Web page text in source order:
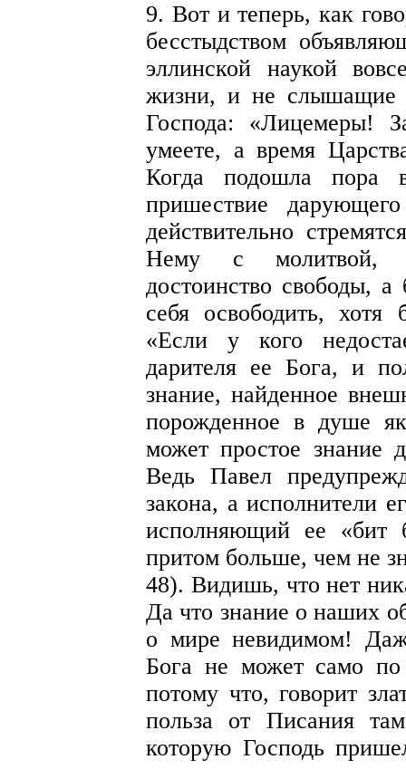
9. Вот и теперь, как
бесстыдством
эллинской наукой
жизни, и не слышащие
Господа: «Лицемеры!
умеете, а время
Когда подошла пора
пришествие
действительно
Нему с молитвой,
достоинство свободы,
себя освободить, хотя
«Если у кого
дарителя ее Бога, и
знание, найденное
порожденное в душе
может простое знание
Ведь Павел
закона, а исполнители
исполняющий ее «бит
притом больше, чем не
48). Видишь, что нет
Да что знание о наших
о мире невидимом!
Бога не может само по
потому что, говорит
польза от Писания
которую Господь